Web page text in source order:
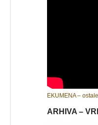
EKUMENA –
ARHIVA –